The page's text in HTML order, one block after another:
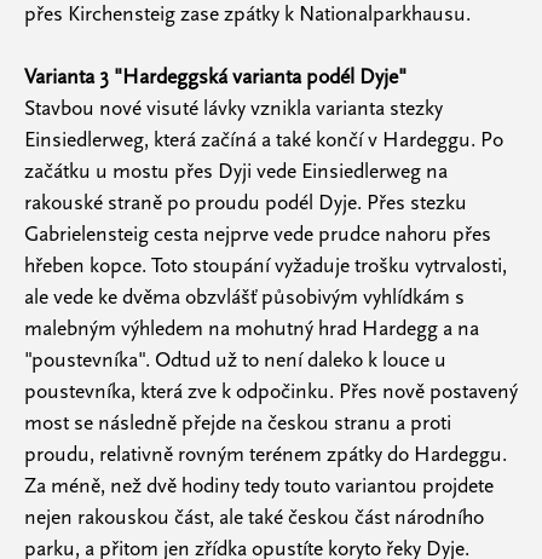
přes Kirchensteig zase zpátky k Nationalparkhausu.
Varianta 3 "Hardeggská varianta podél Dyje"
Stavbou nové visuté lávky vznikla varianta stezky
Einsiedlerweg, která začíná a také končí v Hardeggu. Po
začátku u mostu přes Dyji vede Einsiedlerweg na
rakouské straně po proudu podél Dyje. Přes stezku
Gabrielensteig cesta nejprve vede prudce nahoru přes
hřeben kopce. Toto stoupání vyžaduje trošku vytrvalosti,
ale vede ke dvěma obzvlášť působivým vyhlídkám s
malebným výhledem na mohutný hrad Hardegg a na
"poustevníka". Odtud už to není daleko k louce u
poustevníka, která zve k odpočinku. Přes nově postavený
most se následně přejde na českou stranu a proti
proudu, relativně rovným terénem zpátky do Hardeggu.
Za méně, než dvě hodiny tedy touto variantou projdete
nejen rakouskou část, ale také českou část národního
parku, a přitom jen zřídka opustíte koryto řeky Dyje.